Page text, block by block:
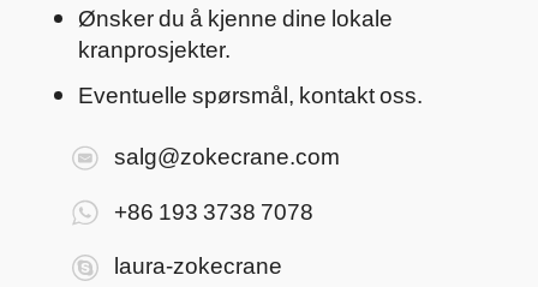
Ønsker du å kjenne dine lokale
kranprosjekter.
Eventuelle spørsmål, kontakt oss.
salg@zokecrane.com
+86 193 3738 7078
laura-zokecrane